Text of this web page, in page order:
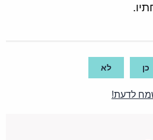
כן לא
לדעת!